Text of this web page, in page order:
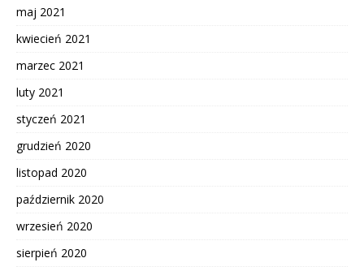
maj 2021
kwiecień 2021
marzec 2021
luty 2021
styczeń 2021
grudzień 2020
listopad 2020
październik 2020
wrzesień 2020
sierpień 2020